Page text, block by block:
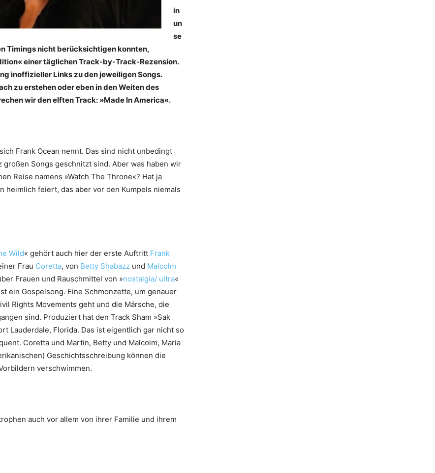
in
un
se
Timings nicht berücksichtigen konnten,
einer täglichen Track-by-Track-Rezension.
inoffizieller Links zu den jeweiligen Songs.
zu erstehen oder eben in den Weiten des
wir den elften Track: »Made In America«.
Frank Ocean nennt. Das sind nicht unbedingt
Songs geschnitzt sind. Aber was haben wir
Reise namens »Watch The Throne«? Hat ja
heimlich feiert, das aber vor den Kumpels niemals
Wild« gehört auch hier der erste Auftritt Frank
Frau Coretta, von Betty Shabazz und Malcolm
Frauen und Rauschmittel von »nostalgia/ ultra«
ein Gospelsong. Eine Schmonzette, um genauer
Rights Movements geht und die Märsche, die
sind. Produziert hat den Track Sham »Sak
Lauderdale, Florida. Das ist eigentlich gar nicht so
Coretta und Martin, Betty und Malcolm, Maria
Geschichtsschreibung können die
verschwimmen.
auch vor allem von ihrer Familie und ihrem